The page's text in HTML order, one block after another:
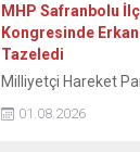
MHP Safranbolu
Kongresinde
Tazeledi
Milliyetçi Hareket
aday olarak seçime
01.08.2026